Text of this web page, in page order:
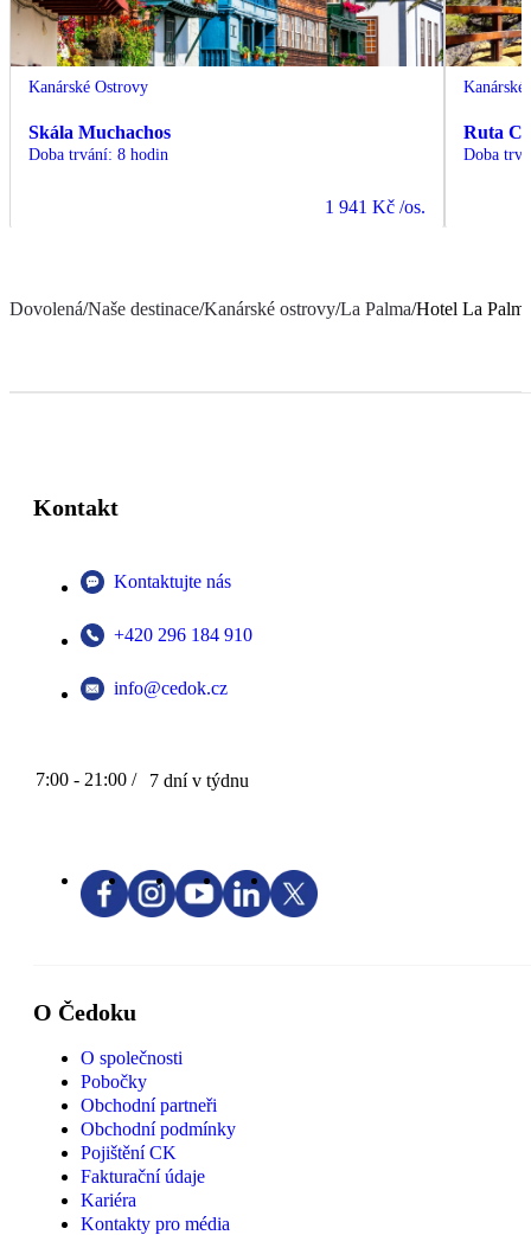
Kanárské Ostrovy
Skála Muchachos
Doba trvání: 8 hodin
1 941 Kč /os.
Ruta
Doba
Dovolená/Naše destinace/Kanárské ostrovy/La Palma/Hotel La
Kontakt
Kontaktujte nás
+420 296 184 910
info@cedok.cz
7:00 - 21:00 / 7 dní v týdnu
O Čedoku
O společnosti
Pobočky
Obchodní partneři
Obchodní podmínky
Pojištění CK
Fakturační údaje
Kariéra
Kontakty pro média